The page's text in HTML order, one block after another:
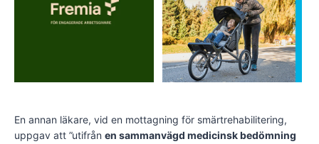
En annan läkare, vid en mottagning för smärtrehabilitering,
uppgav att ”utifrån en sammanvägd medicinsk bedömning